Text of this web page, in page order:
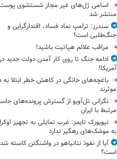
اسامی ژل‌های غیر مجاز شستشوی
منتشر شد
سندرز: ترامپ نماد فساد، اقتدارگرایی و
جنگ‌طلبی است!
مراقب علائم هپاتیت باشید!
ادامه جنگ تا روی کار آمدن دولت جدید در
آمریکا!
باغچه‌های خانگی در کاهش خطر ابتلا به
موثرند
نگرانی تل‌آویو از گسترش پرونده‌های
مرتبط با ایران
نیویورک تایمز: غرب تمایلی به تجهیز
به موشک‌های رهگیر ندارد
آیا از نفوذ نتانیاهو در واشنگتن کاسته
است؟